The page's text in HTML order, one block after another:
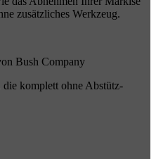
zusätzliches Werkzeug.
Bush Company
komplett ohne Abstütz-